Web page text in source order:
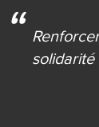
solidarité